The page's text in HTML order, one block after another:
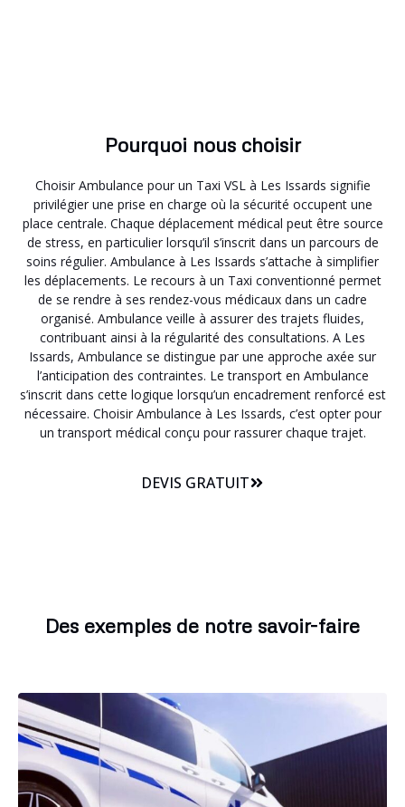
Pourquoi nous choisir
Choisir Ambulance pour un Taxi VSL à Les Issards signifie
privilégier une prise en charge où la sécurité occupent une
place centrale. Chaque déplacement médical peut être source
de stress, en particulier lorsqu’il s’inscrit dans un parcours de
soins régulier. Ambulance à Les Issards s’attache à simplifier
les déplacements. Le recours à un Taxi conventionné permet
de se rendre à ses rendez-vous médicaux dans un cadre
organisé. Ambulance veille à assurer des trajets fluides,
contribuant ainsi à la régularité des consultations. A Les
Issards, Ambulance se distingue par une approche axée sur
l’anticipation des contraintes. Le transport en Ambulance
s’inscrit dans cette logique lorsqu’un encadrement renforcé est
nécessaire. Choisir Ambulance à Les Issards, c’est opter pour
un transport médical conçu pour rassurer chaque trajet.
DEVIS GRATUIT
Des exemples de notre savoir-faire